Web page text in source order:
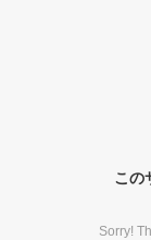
この
Sorry!